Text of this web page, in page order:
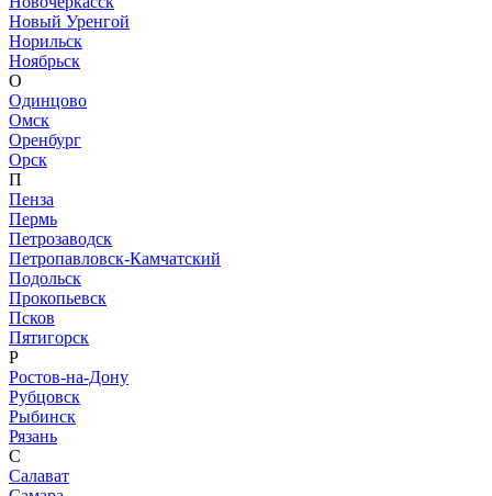
Новый Уренгой
Норильск
Ноябрьск
О
Одинцово
Омск
Оренбург
Орск
П
Пенза
Пермь
Петрозаводск
Петропавловск-Камчатский
Подольск
Прокопьевск
Псков
Пятигорск
Р
Ростов-на-Дону
Рубцовск
Рыбинск
Рязань
С
Салават